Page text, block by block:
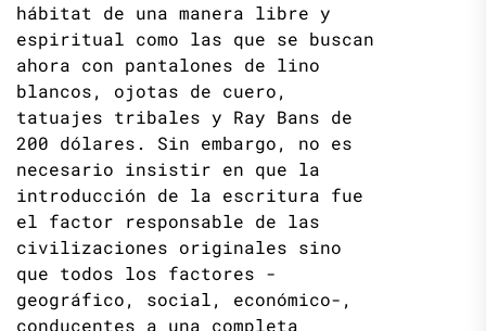
hábitat de una manera libre y
espiritual como las que se buscan
ahora con pantalones de lino
blancos, ojotas de cuero,
tatuajes tribales y Ray Bans de
200 dólares. Sin embargo, no es
necesario insistir en que la
introducción de la escritura fue
el factor responsable de las
civilizaciones originales sino
que todos los factores -
geográfico, social, económico-,
conducentes a una completa